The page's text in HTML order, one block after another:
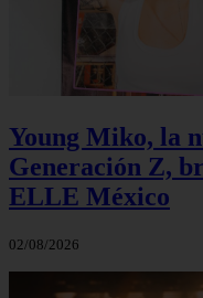
Young Miko, la
Generación Z,
ELLE México
02/08/2026